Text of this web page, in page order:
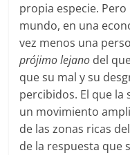
propia especie.
mundo, en una
vez menos una
prójimo lejano del
que su mal y su
percibidos. El que la
un movimiento
de las zonas ricas
de la respuesta que